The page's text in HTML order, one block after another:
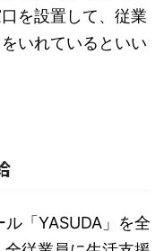
を設置して、従業
いれているといい
「YASUDA」を全